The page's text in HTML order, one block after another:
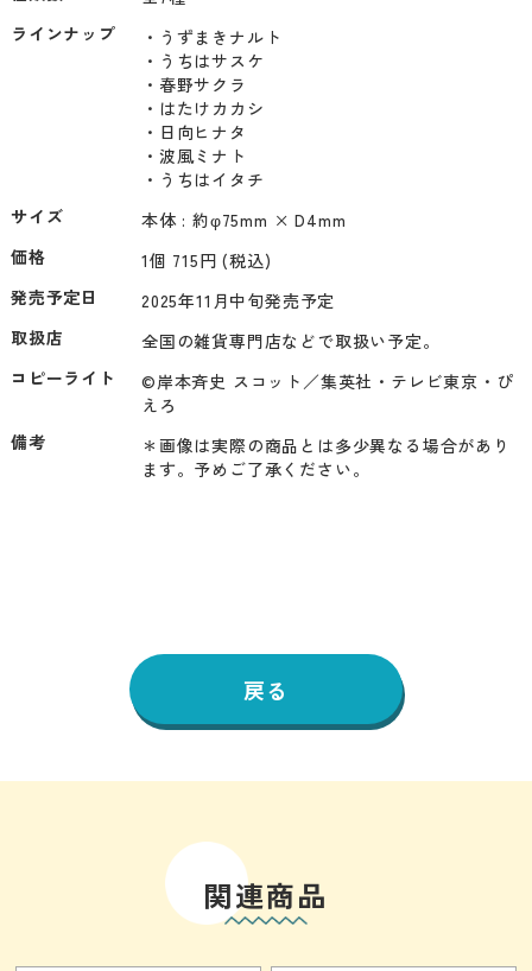
ラインナップ
・うずまきナルト
・うちはサスケ
・春野サクラ
・はたけカカシ
・日向ヒナタ
・波風ミナト
・うちはイタチ
サイズ
本体 : 約φ75mm × D4mm
価格
1個 715円 (税込)
発売予定日
2025年11月中旬発売予定
取扱店
全国の雑貨専門店などで取扱い予定。
コピーライト
©岸本斉史 スコット／集英社・テレビ東京・ぴ
えろ
備考
＊画像は実際の商品とは多少異なる場合があり
ます。予めご了承ください。
戻る
関連商品